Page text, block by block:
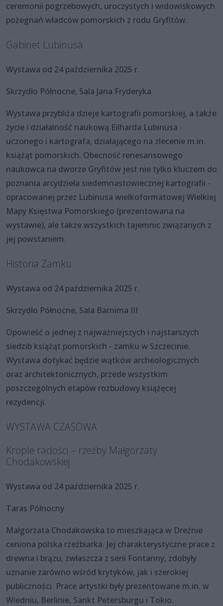
ceremonii pogrzebowych, uroczystych i widowiskowych
pożegnań władców pomorskich z rodu Gryfitów.
Gabinet Lubinusa
Wystawa od 24 października 2025 r.
Skrzydło Północne, Sala Jana Fryderyka
Wystawa przybliża dzieje kartografii pomorskiej, a także
życie i działalność naukową Eilharda Lubinusa -
uczonego i kartografa, działającego na zlecenie m.in.
książąt pomorskich. Obecność renesansowego
naukowca na dworze Gryfitów jest nie tylko kluczem do
poznania arcydzieła siedemnastowiecznej kartografii -
opracowanej przez Lubinusa wielkoformatowej Wielkiej
Mapy Księstwa Pomorskiego (prezentowana na
wystawie), ale także wszystkich tajemnic związanych z
jej powstaniem.
Historia Zamku
Wystawa od 24 października 2025 r.
Skrzydło Północne, Sala Barnima III
Opowieść o jednej z najważniejszych i najstarszych
siedzib książąt pomorskich - zamku w Szczecinie.
Wystawa dotykać będzie wątków archeologicznych
oraz architektonicznych, przede wszystkim
poszczególnych etapów rozbudowy książęcej
rezydencji.
WYSTAWA CZASOWA
Krople radości – rzeźby Małgorzaty
Chodakowskiej
Wystawa od 24 października 2025 r.
Taras Północny
Małgorzata Chodakowska to mieszkająca w Dreźnie
ceniona polska rzeźbiarka. Jej charakterystyczne prace z
drewna i brązu, zwłaszcza z serii Fontanny, zdobyły
uznanie zarówno wśród krytyków, jak i szerokiej
publiczności. Prace artystki były prezentowane m.in. w
Wiedniu, Berlinie, Sankt Petersburgu i Tokio.